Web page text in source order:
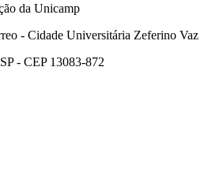
da Unicamp
- Cidade Universitária Zeferino Vaz
- CEP 13083-872